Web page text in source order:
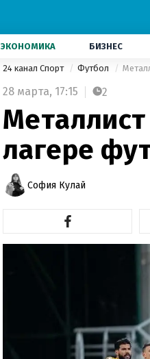
ЭКОНОМИКА БИЗНЕС
24 канал Спорт Футбол
28 марта, 17:15 2
лагере
София Кулай